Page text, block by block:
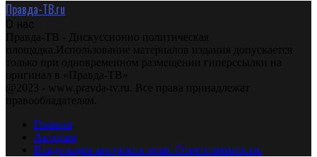
Правда-ТВ.ru
О нас
Правда-ТВ - Дискуссионно политическая
площадка.Использование материалов издания допускается
только при одновременном размещении гиперссылки на
оригинал в «Правда-ТВ»
@2023 - www.pravda-tv.ru. Все права принадлежат
правообладателям.
Главная
Авторам
Владельцам авторских прав. Ответственности.